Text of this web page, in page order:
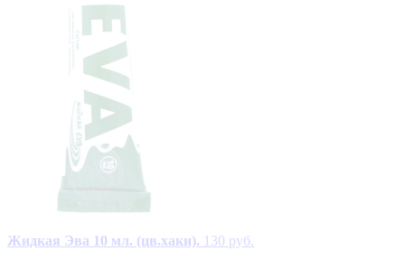
Жидкая Эва 10 мл. (цв.хаки). 130 руб.